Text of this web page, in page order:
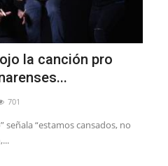
la canción pro
701
señala “estamos cansados, no